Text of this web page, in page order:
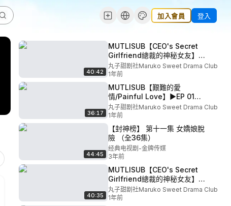
加入會員 登入
40:42
MUTLISUB【CEO's Secret
Girlfriend總裁的神秘女友】
▶EP 30💋ZHAO Lusi Chen
Xingxu Hu Ge ❤️Wanzi
Sweet Drama Club
丸子甜剧社Maruko Sweet Drama Club
1年前
36:17
MUTLISUB【艱難的愛
情/Painful Love】▶EP 01💋
美豔女律師痛失愛人同時捲入
冷魅多情總裁的感情風暴中，
離世男友的心臟也成為兩人解
不開的心結...💋#張歆藝 #王凱
❤️丸子甜劇社
丸子甜剧社Maruko Sweet Drama Club
1年前
44:45
【封神榜】 第十一集 女嬌娘脫
險 （全36集）
经典电视剧-金牌传媒
3年前
40:35
MUTLISUB【CEO's Secret
Girlfriend總裁的神秘女友】
▶EP 29💋ZHAO Lusi Chen
Xingxu Hu Ge ❤️Wanzi
丸子甜剧社Maruko Sweet Drama Club
1年前